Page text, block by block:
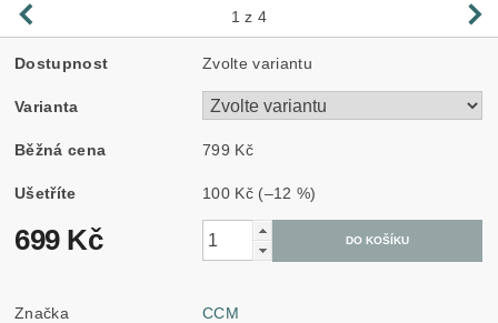
1 z 4
Dostupnost Zvolte variantu
Varianta
Běžná cena 799 Kč
Ušetříte 100 Kč (–12 %)
699 Kč
Značka CCM